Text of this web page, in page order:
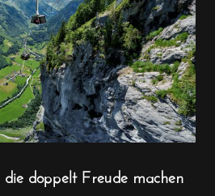
die doppelt Freude machen